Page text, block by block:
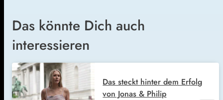
Das könnte Dich auch
interessieren
Das steckt hinter dem Erfolg
von Jonas & Philip